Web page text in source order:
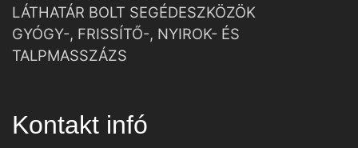
LÁTHATÁR BOLT SEGÉDESZKÖZÖK
GYÓGY-, FRISSÍTŐ-, NYIROK- ÉS
TALPMASSZÁZS
Kontakt infó